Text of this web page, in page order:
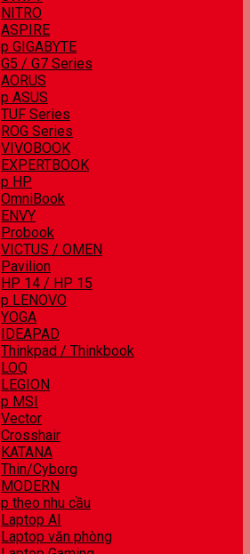
NITRO
ASPIRE
GIGABYTE
G5 / G7 Series
AORUS
ASUS
TUF Series
ROG Series
VIVOBOOK
EXPERTBOOK
HP
OmniBook
ENVY
Probook
VICTUS / OMEN
Pavilion
HP 14 / HP 15
LENOVO
YOGA
IDEAPAD
Thinkpad / Thinkbook
LOQ
LEGION
MSI
Vector
Crosshair
KATANA
Thin/Cyborg
MODERN
theo nhu cầu
Laptop AI
Laptop văn phòng